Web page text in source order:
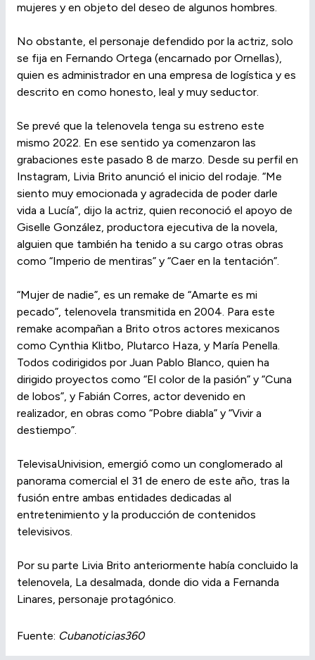
mujeres y en objeto del deseo de algunos hombres.
No obstante, el personaje defendido por la actriz, solo
se fija en Fernando Ortega (encarnado por Ornellas),
quien es administrador en una empresa de logística y es
descrito en como honesto, leal y muy seductor.
Se prevé que la telenovela tenga su estreno este
mismo 2022. En ese sentido ya comenzaron las
grabaciones este pasado 8 de marzo. Desde su perfil en
Instagram, Livia Brito anunció el inicio del rodaje. “Me
siento muy emocionada y agradecida de poder darle
vida a Lucía”, dijo la actriz, quien reconoció el apoyo de
Giselle González, productora ejecutiva de la novela,
alguien que también ha tenido a su cargo otras obras
como “Imperio de mentiras” y “Caer en la tentación”.
“Mujer de nadie”, es un remake de “Amarte es mi
pecado”, telenovela transmitida en 2004. Para este
remake acompañan a Brito otros actores mexicanos
como Cynthia Klitbo, Plutarco Haza, y María Penella.
Todos codirigidos por Juan Pablo Blanco, quien ha
dirigido proyectos como “El color de la pasión” y “Cuna
de lobos”, y Fabián Corres, actor devenido en
realizador, en obras como “Pobre diabla” y “Vivir a
destiempo”.
TelevisaUnivision, emergió como un conglomerado al
panorama comercial el 31 de enero de este año, tras la
fusión entre ambas entidades dedicadas al
entretenimiento y la producción de contenidos
televisivos.
Por su parte Livia Brito anteriormente había concluido la
telenovela, La desalmada, donde dio vida a Fernanda
Linares, personaje protagónico.
Fuente: Cubanoticias360